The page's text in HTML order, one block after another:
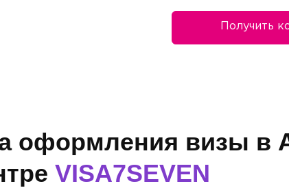
Получить
оформления визы в
VISA7SEVEN